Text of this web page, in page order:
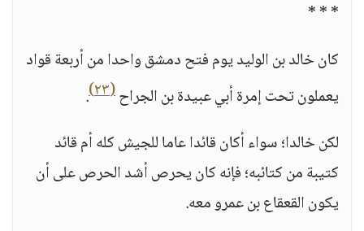
* * *
كان خالد بن الوليد يوم فتح دمشق واحدا من أربعة قواد
يعملون تحت إمرة أبي عبيدة بن الجراح(٢٣)
.
لكن خالدا؛ سواء أكان قائدا عاما للجيش كله أم قائد
كتيبة من كتائبه؛ فإنه كان يحرص أشد الحرص على أن
يكون القعقاع بن عمرو معه.